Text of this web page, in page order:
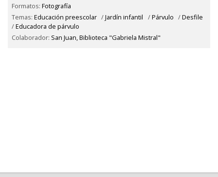
Formatos: Fotografía
Temas: Educación preescolar /Jardín infantil /Párvulo /Desfile
/Educadora de párvulo
Colaborador: San Juan, Biblioteca "Gabriela Mistral"